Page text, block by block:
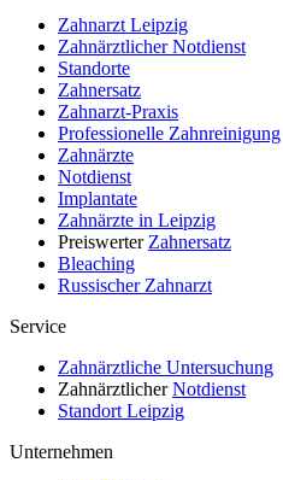
Zahnarzt Leipzig
Zahnärztlicher Notdienst
Standorte
Zahnersatz
Zahnarzt-Praxis
Professionelle Zahnreinigung
Zahnärzte
Notdienst
Implantate
Zahnärzte in Leipzig
Preiswerter Zahnersatz
Bleaching
Russischer Zahnarzt
Service
Zahnärztliche Untersuchung
ZahnärztlicherNotdienst
Standort Leipzig
Unternehmen